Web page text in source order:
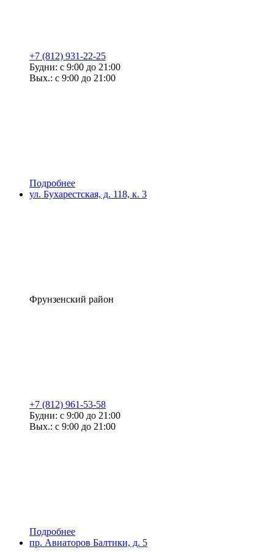
+7 (812) 931-22-25
Будни: с 9:00 до 21:00
Вых.: с 9:00 до 21:00
Подробнее
ул. Бухарестская, д. 118, к. 3
Фрунзенский район
+7 (812) 961-53-58
Будни: с 9:00 до 21:00
Вых.: с 9:00 до 21:00
Подробнее
пр. Авиаторов Балтики, д. 5